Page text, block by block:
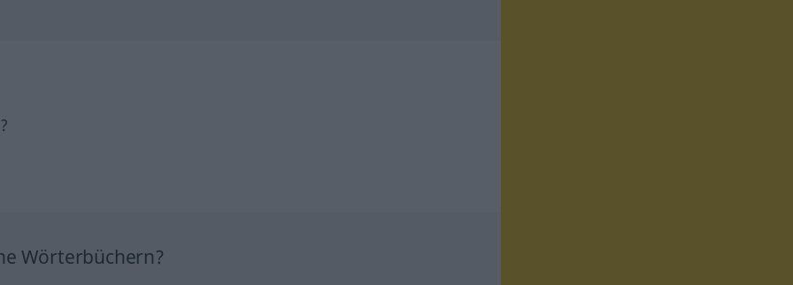
Wörterbüchern?